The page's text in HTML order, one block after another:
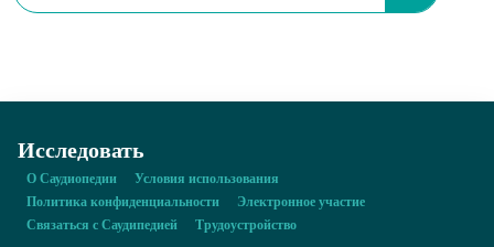
Исследовать
О Саудиопедии
Условия использования
Политика конфиденциальности
Электронное участие
Связаться с Саудипедией
Трудоустройство